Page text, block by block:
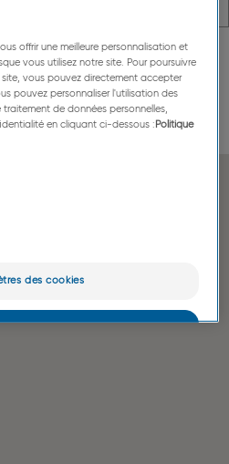
Centres de recherche
Unités de production
offrir une meilleure personnalisation et
vous utilisez notre site. Pour poursuivre
vous pouvez directement accepter
pouvez personnaliser l'utilisation des
traitement de données personnelles,
en cliquant ci-dessous : Politique
des cookies